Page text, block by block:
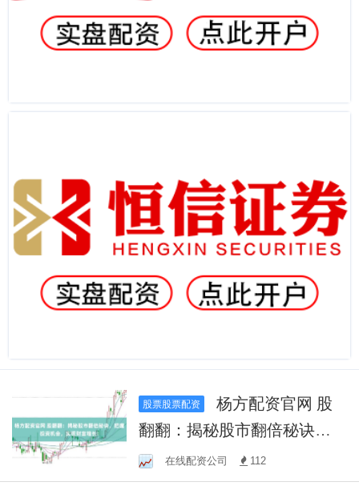
股票股票配资
杨方配资官网 股
翻翻：揭秘股市翻倍秘诀，
把握投资机会，实现财富增
长！
在线配资公司 112